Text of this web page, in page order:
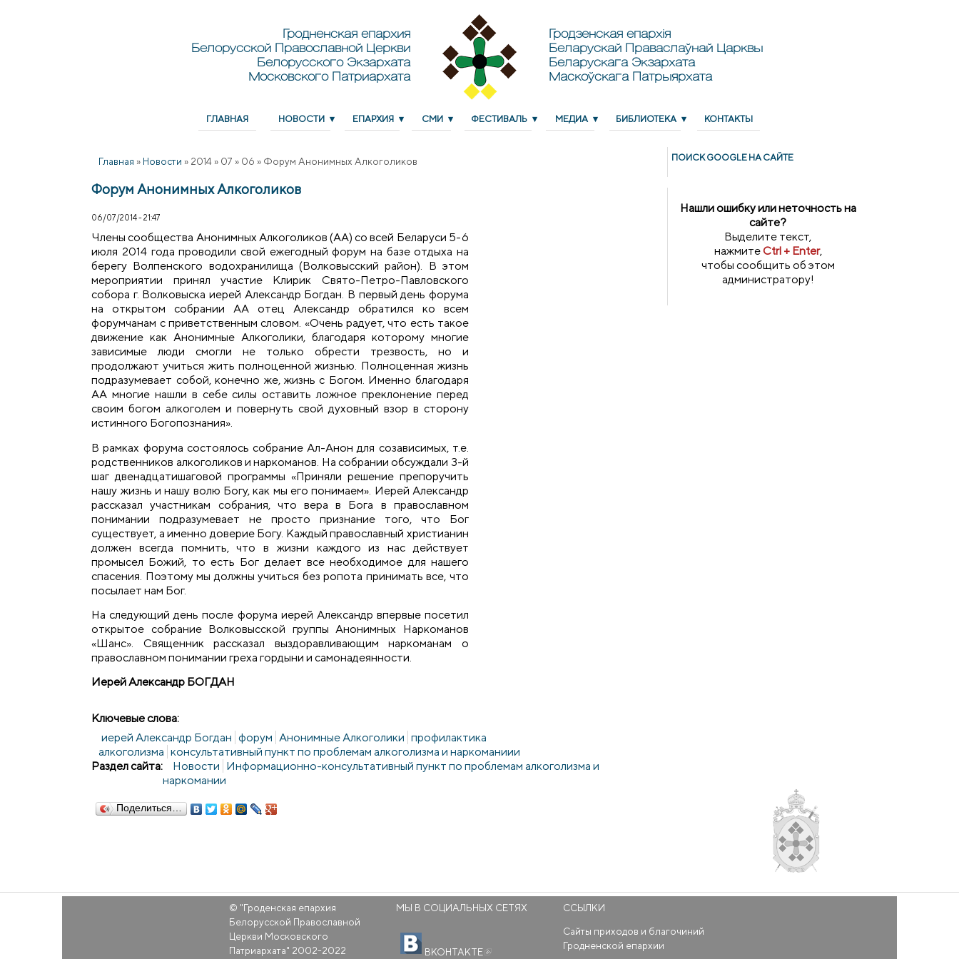
Гродненская епархия
Белорусской Православной Церкви
Белорусского Экзархата
Московского Патриархата
Гродзенская епархія
Беларускай Праваслаўнай Царквы
Беларускага Экзархата
Маскоўскага Патрыярхата
ГЛАВНАЯ НОВОСТИ ЕПАРХИЯ СМИ ФЕСТИВАЛЬ МЕДИА БИБЛИОТЕКА КОНТАКТЫ
Главная » Новости » 2014 » 07 » 06 » Форум Анонимных Алкоголиков
Форум Анонимных Алкоголиков
06/07/2014 - 21:47
Члены сообщества Анонимных Алкоголиков (АА) со всей Беларуси 5-6
июля 2014 года проводили свой ежегодный форум на базе отдыха на
берегу Волпенского водохранилища (Волковысский район). В этом
мероприятии принял участие Клирик Свято-Петро-Павловского
собора г. Волковыска иерей Александр Богдан. В первый день форума
на открытом собрании АА отец Александр обратился ко всем
форумчанам с приветственным словом. «Очень радует, что есть такое
движение как Анонимные Алкоголики, благодаря которому многие
зависимые люди смогли не только обрести трезвость, но и
продолжают учиться жить полноценной жизнью. Полноценная жизнь
подразумевает собой, конечно же, жизнь с Богом. Именно благодаря
АА многие нашли в себе силы оставить ложное преклонение перед
своим богом алкоголем и повернуть свой духовный взор в сторону
истинного Богопознания».
В рамках форума состоялось собрание Ал-Анон для созависимых, т.е.
родственников алкоголиков и наркоманов. На собрании обсуждали 3-й
шаг двенадцатишаговой программы «Приняли решение препоручить
нашу жизнь и нашу волю Богу, как мы его понимаем». Иерей Александр
рассказал участникам собрания, что вера в Бога в православном
понимании подразумевает не просто признание того, что Бог
существует, а именно доверие Богу. Каждый православный христианин
должен всегда помнить, что в жизни каждого из нас действует
промысел Божий, то есть Бог делает все необходимое для нашего
спасения. Поэтому мы должны учиться без ропота принимать все, что
посылает нам Бог.
На следующий день после форума иерей Александр впервые посетил
открытое собрание Волковысской группы Анонимных Наркоманов
«Шанс». Священник рассказал выздоравливающим наркоманам о
православном понимании греха гордыни и самонадеянности.
Иерей Александр БОГДАН
Ключевые слова:
иерей Александр Богдан форум Анонимные Алкоголики профилактика
алкоголизма консультативный пункт по проблемам алкоголизма и наркоманиии
Раздел сайта:
Новости Информационно-консультативный пункт по проблемам алкоголизма и
наркомании
Поделиться…
ПОИСК GOОGLE НА САЙТЕ
Нашли ошибку или неточность на
сайте?
Выделите текст,
нажмитеCtrl + Enter,
чтобы сообщить об этом
администратору!
© "Гроденская епархия
Белорусской Православной
Церкви Московского
Патриархата" 2002-2022
МЫ В СОЦИАЛЬНЫХ СЕТЯХ
ВКОНТАКТЕ
(внешняя ссылка)
ССЫЛКИ
Сайты приходов и благочиний
Гродненской епархии